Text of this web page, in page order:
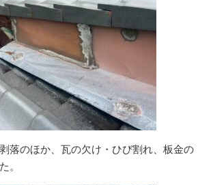
落のほか、瓦の欠け・ひび割れ、板金の
。